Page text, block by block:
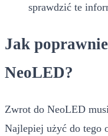
sprawdzić te
Jak
NeoLED?
Zwrot do NeoLED
Najlepiej użyć do tego